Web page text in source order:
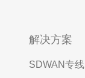
解决方案
SDWAN专线